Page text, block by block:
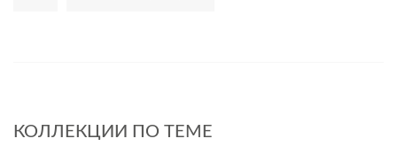
КОЛЛЕКЦИИ ПО ТЕМЕ